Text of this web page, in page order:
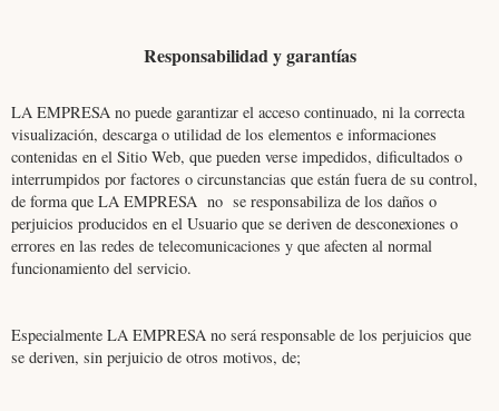
Responsabilidad y garantías
LA EMPRESA no puede garantizar el acceso continuado, ni la correcta
visualización, descarga o utilidad de los elementos e informaciones
contenidas en el Sitio Web, que pueden verse impedidos, dificultados o
interrumpidos por factores o circunstancias que están fuera de su control,
de forma que LA EMPRESA no se responsabiliza de los daños o
perjuicios producidos en el Usuario que se deriven de desconexiones o
errores en las redes de telecomunicaciones y que afecten al normal
funcionamiento del servicio.
Especialmente LA EMPRESA no será responsable de los perjuicios que
se deriven, sin perjuicio de otros motivos, de;